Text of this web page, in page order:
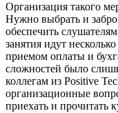
Организация такого
Нужно выбрать и
обеспечить
занятия идут
приемом оплаты и
сложностей было
коллегам из Positive
организационные
приехать и прочитать